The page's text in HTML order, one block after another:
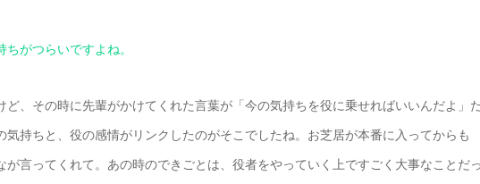
がつらいですよね。
、その時に先輩がかけてくれた言葉が「今の気持ちを役に乗せればいいんだよ」
持ちと、役の感情がリンクしたのがそこでしたね。お芝居が本番に入ってからも
が言ってくれて。あの時のできごとは、役者をやっていく上ですごく大事なことだっ